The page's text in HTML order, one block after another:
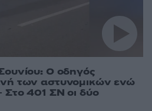
Ο οδηγός
των αστυνομικών ενώ
401 ΣΝ οι δύο